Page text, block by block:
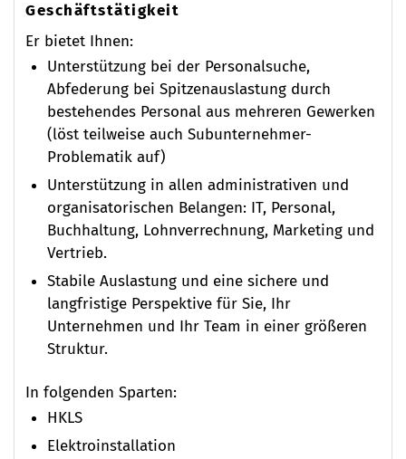
Geschäftstätigkeit
Er bietet Ihnen:
Unterstützung bei der Personalsuche,
Abfederung bei Spitzenauslastung durch
bestehendes Personal aus mehreren Gewerken
(löst teilweise auch Subunternehmer-
Problematik auf)
Unterstützung in allen administrativen und
organisatorischen Belangen: IT, Personal,
Buchhaltung, Lohnverrechnung, Marketing und
Vertrieb.
Stabile Auslastung und eine sichere und
langfristige Perspektive für Sie, Ihr
Unternehmen und Ihr Team in einer größeren
Struktur.
In folgenden Sparten:
HKLS
Elektroinstallation